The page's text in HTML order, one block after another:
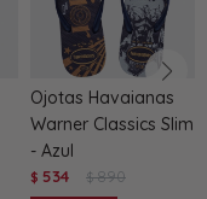
Ojotas Havaianas
Warner Classics Slim
- Azul
$ 534 $ 890